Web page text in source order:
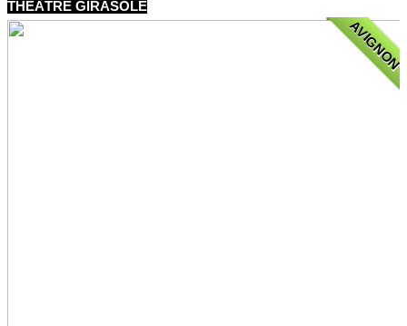
THÉÂTRE GIRASOLE
AVIGNON